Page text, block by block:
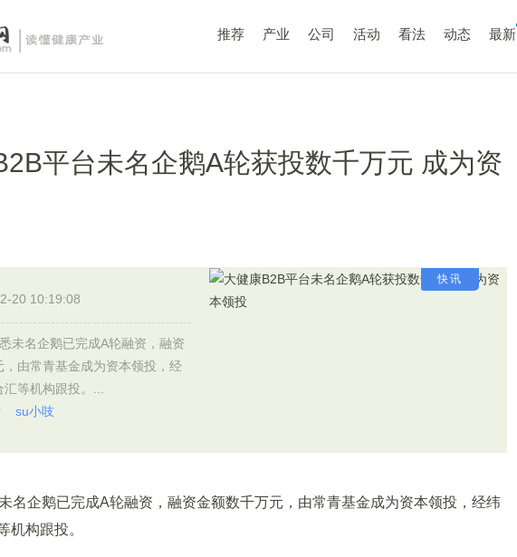
推荐 产业 公司 活动 看法 动态 最新
平台未名企鹅A轮获投数千万元 成为资
快讯
20 10:19:08
未名企鹅已完成A轮融资，融资
，由常青基金成为资本领投，经
等机构跟投。...
su小吱
企鹅已完成A轮融资，融资金额数千万元，由常青基金成为资本领投，经纬
机构跟投。